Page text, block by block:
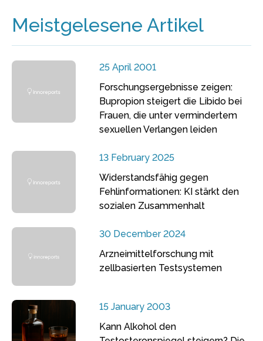
Meistgelesene Artikel
25 April 2001
Forschungsergebnisse zeigen:
Bupropion steigert die Libido bei
Frauen, die unter vermindertem
sexuellen Verlangen leiden
13 February 2025
Widerstandsfähig gegen
Fehlinformationen: KI stärkt den
sozialen Zusammenhalt
30 December 2024
Arzneimittelforschung mit
zellbasierten Testsystemen
15 January 2003
Kann Alkohol den